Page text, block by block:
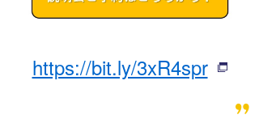
https://bit.ly/3xR4spr